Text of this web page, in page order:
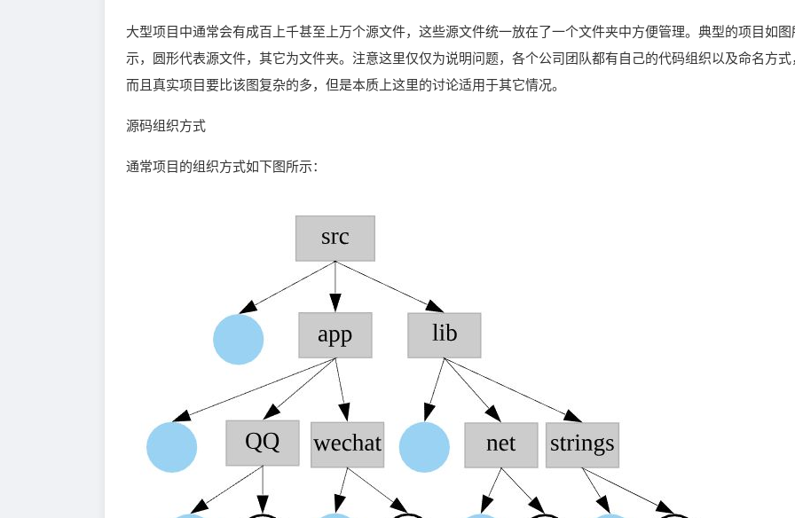
大型项目中通常会有成百上千甚至上万个源文件，这些源文件统一放在了一个文件夹中方便管理。典型的项目如图
示，圆形代表源文件，其它为文件夹。注意这里仅仅为说明问题，各个公司团队都有自己的代码组织以及命名方式
而且真实项目要比该图复杂的多，但是本质上这里的讨论适用于其它情况。
源码组织方式
通常项目的组织方式如下图所示：